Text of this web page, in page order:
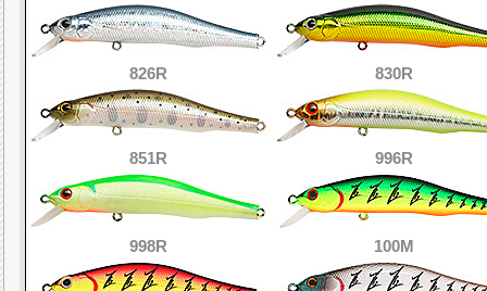
826R 830R
851R 996R
998R 100M